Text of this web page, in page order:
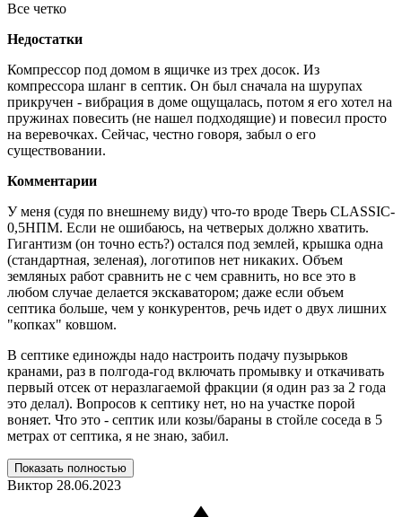
Все четко
Недостатки
Компрессор под домом в ящичке из трех досок. Из
компрессора шланг в септик. Он был сначала на шурупах
прикручен - вибрация в доме ощущалась, потом я его хотел на
пружинах повесить (не нашел подходящие) и повесил просто
на веревочках. Сейчас, честно говоря, забыл о его
существовании.
Комментарии
У меня (судя по внешнему виду) что-то вроде Тверь CLASSIC-
0,5НПМ. Если не ошибаюсь, на четверых должно хватить.
Гигантизм (он точно есть?) остался под землей, крышка одна
(стандартная, зеленая), логотипов нет никаких. Объем
земляных работ сравнить не с чем сравнить, но все это в
любом случае делается экскаватором; даже если объем
септика больше, чем у конкурентов, речь идет о двух лишних
"копках" ковшом.
В септике единожды надо настроить подачу пузырьков
кранами, раз в полгода-год включать промывку и откачивать
первый отсек от неразлагаемой фракции (я один раз за 2 года
это делал). Вопросов к септику нет, но на участке порой
воняет. Что это - септик или козы/бараны в стойле соседа в 5
метрах от септика, я не знаю, забил.
Показать полностью
Виктор 28.06.2023